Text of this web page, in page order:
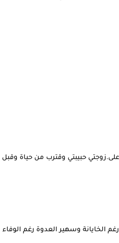
حبيبتي وقترب من حياة وقبل
الخايانة وسهير العدوة رغم الوفاء